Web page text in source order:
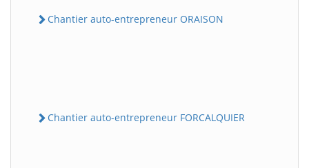
Chantier auto-entrepreneur ORAISON
Chantier auto-entrepreneur FORCALQUIER